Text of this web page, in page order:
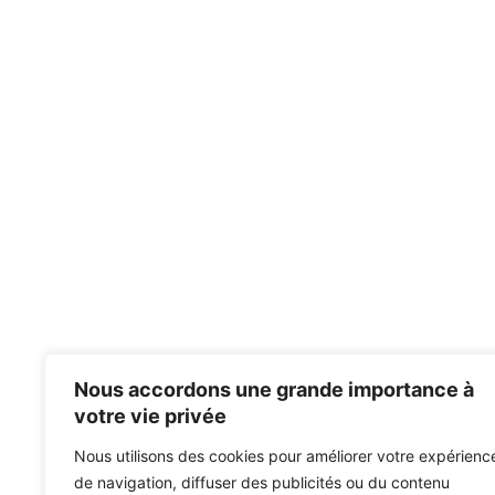
Nous accordons une grande importance à
votre vie privée
Nous utilisons des cookies pour améliorer votre
de navigation, diffuser des publicités ou du contenu